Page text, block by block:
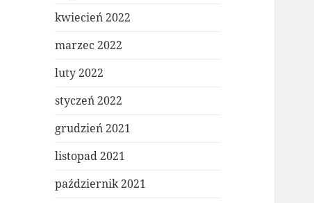
kwiecień 2022
marzec 2022
luty 2022
styczeń 2022
grudzień 2021
listopad 2021
październik 2021